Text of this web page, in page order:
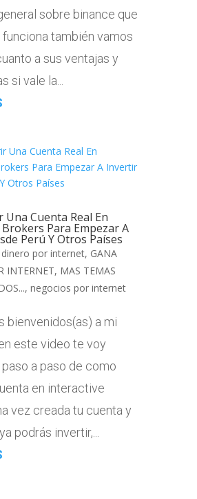
sobre binance que
también vamos
a sus ventajas y
si vale la...
Una Cuenta Real En
Para Empezar A
Perú Y Otros Países
por internet, GANA
INTERNET, MAS TEMAS
, negocios por internet
bienvenidos(as) a mi
este video te voy
a paso de como
en interactive
vez creada tu cuenta y
podrás invertir,...